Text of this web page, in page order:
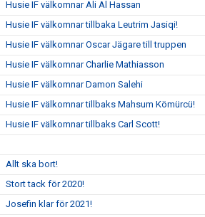
Husie IF välkomnar Ali Al Hassan
Husie IF välkomnar tillbaka Leutrim Jasiqi!
Husie IF välkomnar Oscar Jägare till truppen
Husie IF välkomnar Charlie Mathiasson
Husie IF välkomnar Damon Salehi
Husie IF välkomnar tillbaks Mahsum Kömürcü!
Husie IF välkomnar tillbaks Carl Scott!
Allt ska bort!
Stort tack för 2020!
Josefin klar för 2021!